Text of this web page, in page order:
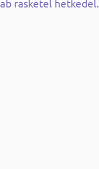
rasketel hetkedel.